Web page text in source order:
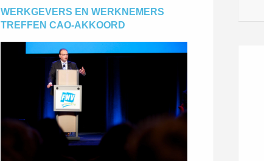
WERKGEVERS EN WERKNEMERS
TREFFEN CAO-AKKOORD